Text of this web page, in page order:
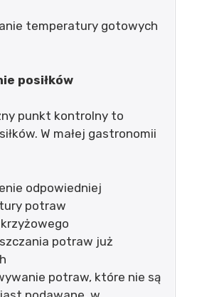
temperatury gotowych
posiłków
punkt kontrolny to
W małej gastronomii
odpowiedniej
potraw
potraw już
potraw, które nie są